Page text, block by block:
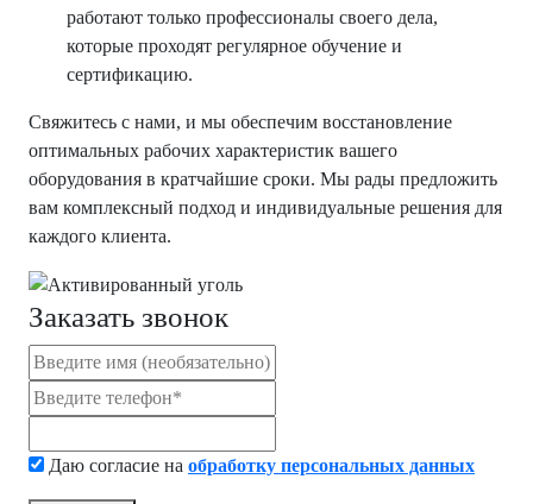
работают только профессионалы своего дела,
которые проходят регулярное обучение и
сертификацию.
Свяжитесь с нами, и мы обеспечим восстановление
оптимальных рабочих характеристик вашего
оборудования в кратчайшие сроки. Мы рады предложить
вам комплексный подход и индивидуальные решения для
каждого клиента.
Заказать звонок
Даю согласие на обработку персональных данных